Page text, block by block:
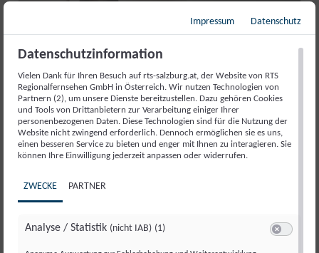
GUT AIDERBICHL: LIEBLINGSTIER
JULI 2026
Fr., 31. Juli. 2026
Impressum Datenschutz
Datenschutzinformation
Vielen Dank für Ihren Besuch auf rts-salzburg.at, der Website von RTS
Regionalfernsehen GmbH in Österreich. Wir nutzen Technologien von
Partnern (2), um unsere Dienste bereitzustellen. Dazu gehören Cookies
und Tools von Drittanbietern zur Verarbeitung einiger Ihrer
personenbezogenen Daten. Diese Technologien sind für die Nutzung der
Website nicht zwingend erforderlich. Dennoch ermöglichen sie es uns,
einen besseren Service zu bieten und enger mit Ihnen zu interagieren. Sie
können Ihre Einwilligung jederzeit anpassen oder widerrufen.
ZWECKE PARTNER
Analyse / Statistik (nicht IAB) (1)